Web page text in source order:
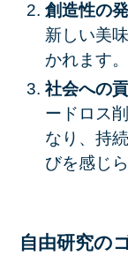
創造性の
新しい美
かれます。
社会への
ードロス
なり、持
びを感じ
自由研究の